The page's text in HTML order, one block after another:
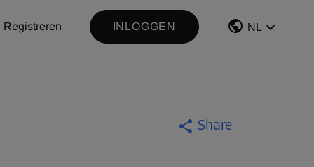
Registreren INLOGGEN NL
Share